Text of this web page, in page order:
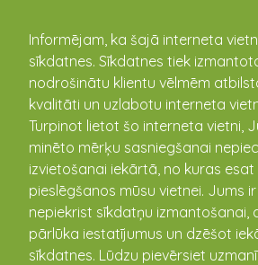
Informējam, ka šajā interneta
sīkdatnes. Sīkdatnes tiek
nodrošinātu klientu vēlmēm
kvalitāti un uzlabotu interneta
Turpinot lietot šo interneta vietni,
minēto mērķu sasniegšanai
izvietošanai iekārtā, no kuras esat
pieslēgšanos mūsu vietnei. Jums
nepiekrist sīkdatņu izmantošanai,
pārlūka iestatījumus un dzēšot
sīkdatnes. Lūdzu pievērsiet
kandava.lv
Noslēgušies gājēju
izbūves būvdarbi
pie bērnudārza
21.09.2024